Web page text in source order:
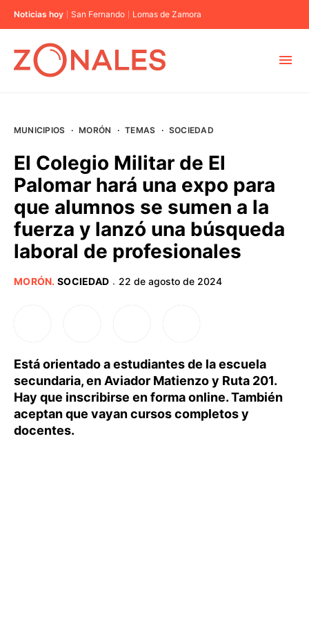
Noticias hoy San Fernando Lomas de Zamora
BUENOS AIRES
PROVINCIAS
MUNICIPIOS · MORÓN · TEMAS · SOCIEDAD
El Colegio Militar de El
Palomar hará una expo para
que alumnos se sumen a la
fuerza y lanzó una búsqueda
laboral de profesionales
MORÓN. SOCIEDAD · 22 de agosto de 2024
Está orientado a estudiantes de la escuela
secundaria, en Aviador Matienzo y Ruta 201.
Hay que inscribirse en forma online. También
aceptan que vayan cursos completos y
docentes.